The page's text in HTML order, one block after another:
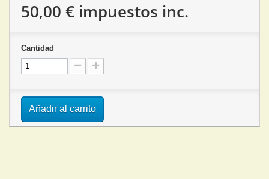
50,00 € impuestos inc.
Cantidad
Añadir al carrito